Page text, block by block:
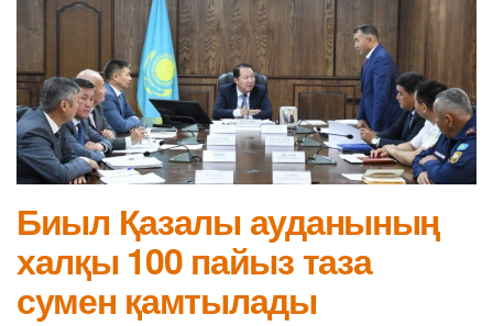
Биыл Қазалы ауданының
халқы 100 пайыз таза
сумен қамтылады